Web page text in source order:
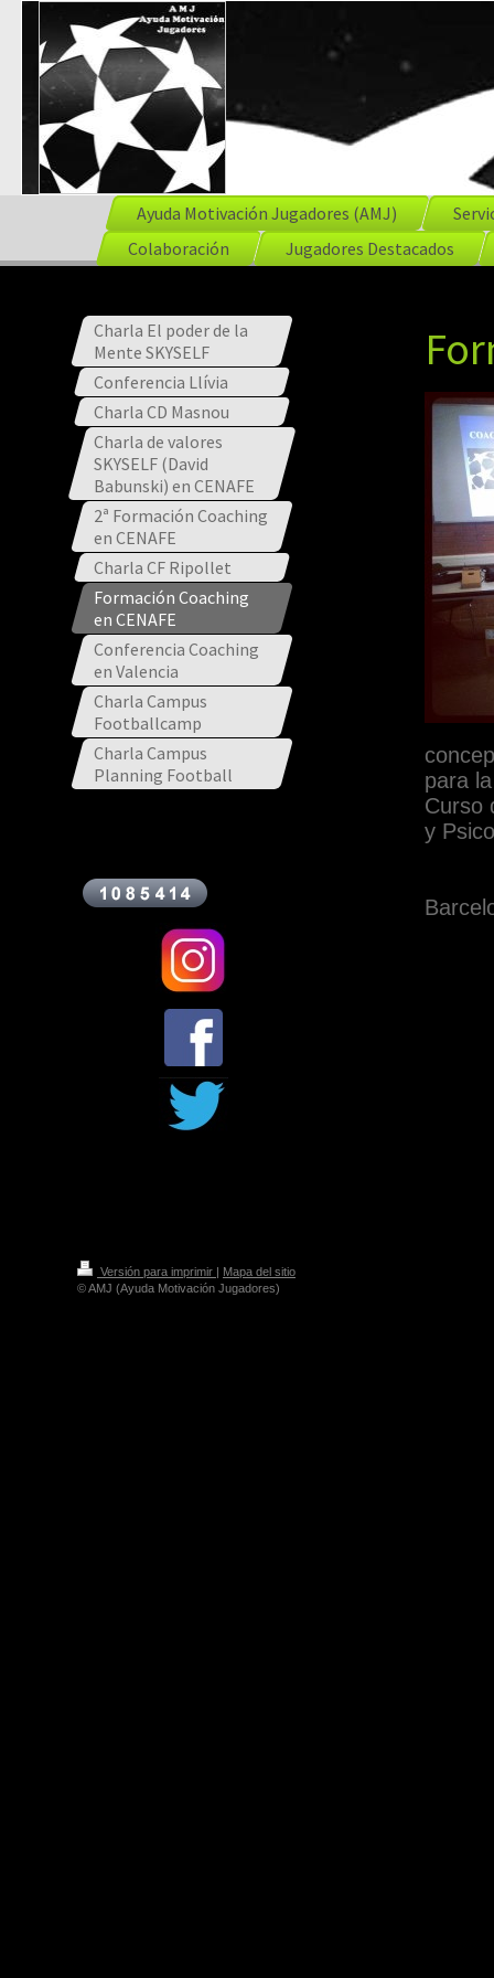
Ayuda Motivación Jugadores (AMJ)
Colaboración
Jugadores Destacados
Charla El poder de la
Mente SKYSELF
Conferencia Llívia
Charla CD Masnou
Charla de valores
SKYSELF (David
Babunski) en CENAFE
2ª Formación Coaching
en CENAFE
Charla CF Ripollet
Formación Coaching
en CENAFE
Conferencia Coaching
en Valencia
Charla Campus
Footballcamp
Charla Campus
Planning Football
para
Curso
y
Versión para imprimir | Mapa del sitio
© AMJ (Ayuda Motivación Jugadores)